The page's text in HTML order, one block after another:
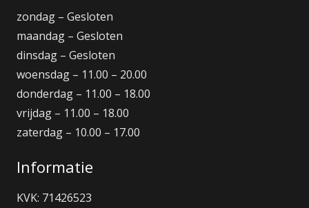
zondag – Gesloten
maandag – Gesloten
dinsdag – Gesloten
woensdag – 11.00 – 20.00
donderdag – 11.00 – 18.00
vrijdag – 11.00 – 18.00
zaterdag – 10.00 – 17.00
Informatie
KVK: 71426523